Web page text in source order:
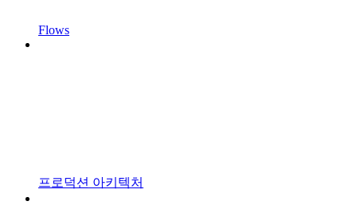
Flows
프로덕션 아키텍처